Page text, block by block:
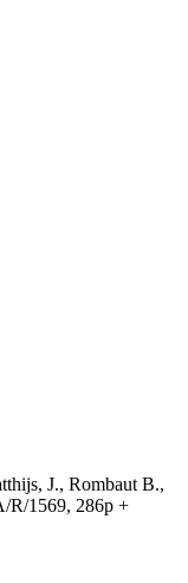
J., Rombaut B.,
R/1569, 286p +